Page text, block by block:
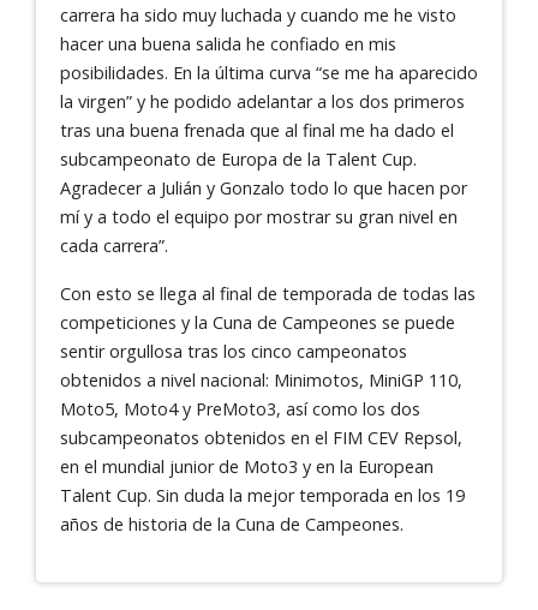
carrera ha sido muy luchada y cuando me he visto
hacer una buena salida he confiado en mis
posibilidades. En la última curva “se me ha aparecido
la virgen” y he podido adelantar a los dos primeros
tras una buena frenada que al final me ha dado el
subcampeonato de Europa de la Talent Cup.
Agradecer a Julián y Gonzalo todo lo que hacen por
mí y a todo el equipo por mostrar su gran nivel en
cada carrera”.
Con esto se llega al final de temporada de todas las
competiciones y la Cuna de Campeones se puede
sentir orgullosa tras los cinco campeonatos
obtenidos a nivel nacional: Minimotos, MiniGP 110,
Moto5, Moto4 y PreMoto3, así como los dos
subcampeonatos obtenidos en el FIM CEV Repsol,
en el mundial junior de Moto3 y en la European
Talent Cup. Sin duda la mejor temporada en los 19
años de historia de la Cuna de Campeones.